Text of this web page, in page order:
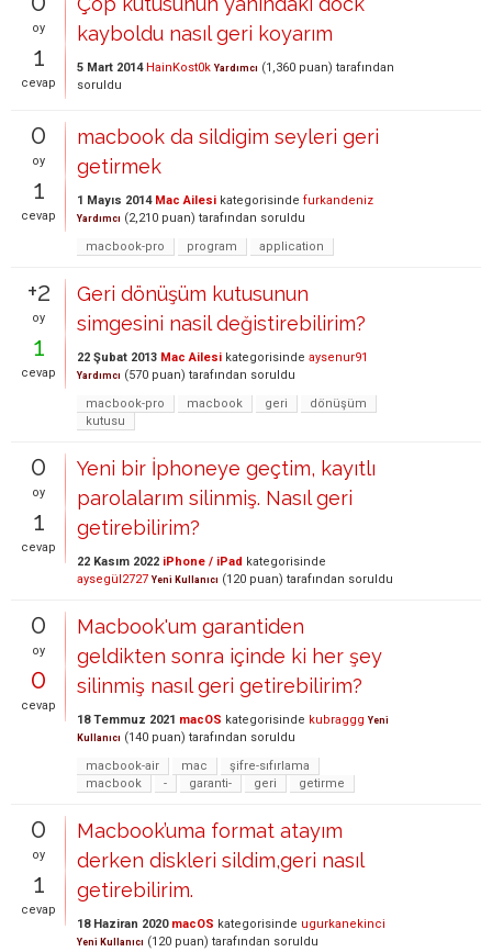
oy
1
cevap
kayboldu nasıl geri koyarım
5 Mart 2014 HainKost0k Yardımcı (1,360 puan) tarafından
soruldu
0
oy
1
cevap
macbook da sildigim seyleri geri
getirmek
1 Mayıs 2014 Mac Ailesi kategorisinde furkandeniz
Yardımcı (2,210 puan) tarafından soruldu
macbook-pro
program application
+2
oy
1
cevap
Geri dönüşüm kutusunun
simgesini nasil değistirebilirim?
22 Şubat 2013 Mac Ailesi kategorisinde aysenur91
Yardımcı (570 puan) tarafından soruldu
macbook-pro
macbook geri
dönüşüm
kutusu
0
oy
1
cevap
Yeni bir İphoneye geçtim, kayıtlı
parolalarım silinmiş. Nasıl geri
getirebilirim?
22 Kasım 2022 iPhone / iPad kategorisinde
aysegül2727 Yeni Kullanıcı (120 puan) tarafından soruldu
0
oy
0
cevap
Macbook'um garantiden
geldikten sonra içinde ki her şey
silinmiş nasıl geri getirebilirim?
18 Temmuz 2021 macOS kategorisinde kubraggg Yeni
Kullanıcı (140 puan) tarafından soruldu
macbook-air
mac
şifre-sıfırlama
macbook
- garanti- geri getirme
0
oy
1
cevap
Macbook’uma format atayım
derken diskleri sildim,geri nasıl
getirebilirim.
18 Haziran 2020 macOS kategorisinde ugurkanekinci
Yeni Kullanıcı (120 puan) tarafından soruldu